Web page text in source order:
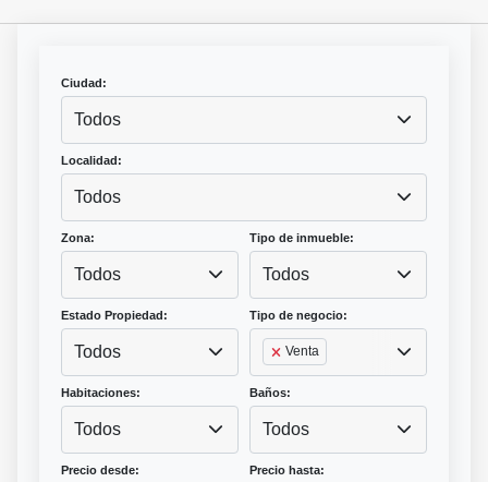
Ciudad:
Todos
Localidad:
Todos
Zona:
Todos
Tipo de inmueble:
Todos
Estado Propiedad:
Todos
Tipo de negocio:
Venta
Habitaciones:
Todos
Baños:
Todos
Precio desde: Precio hasta: